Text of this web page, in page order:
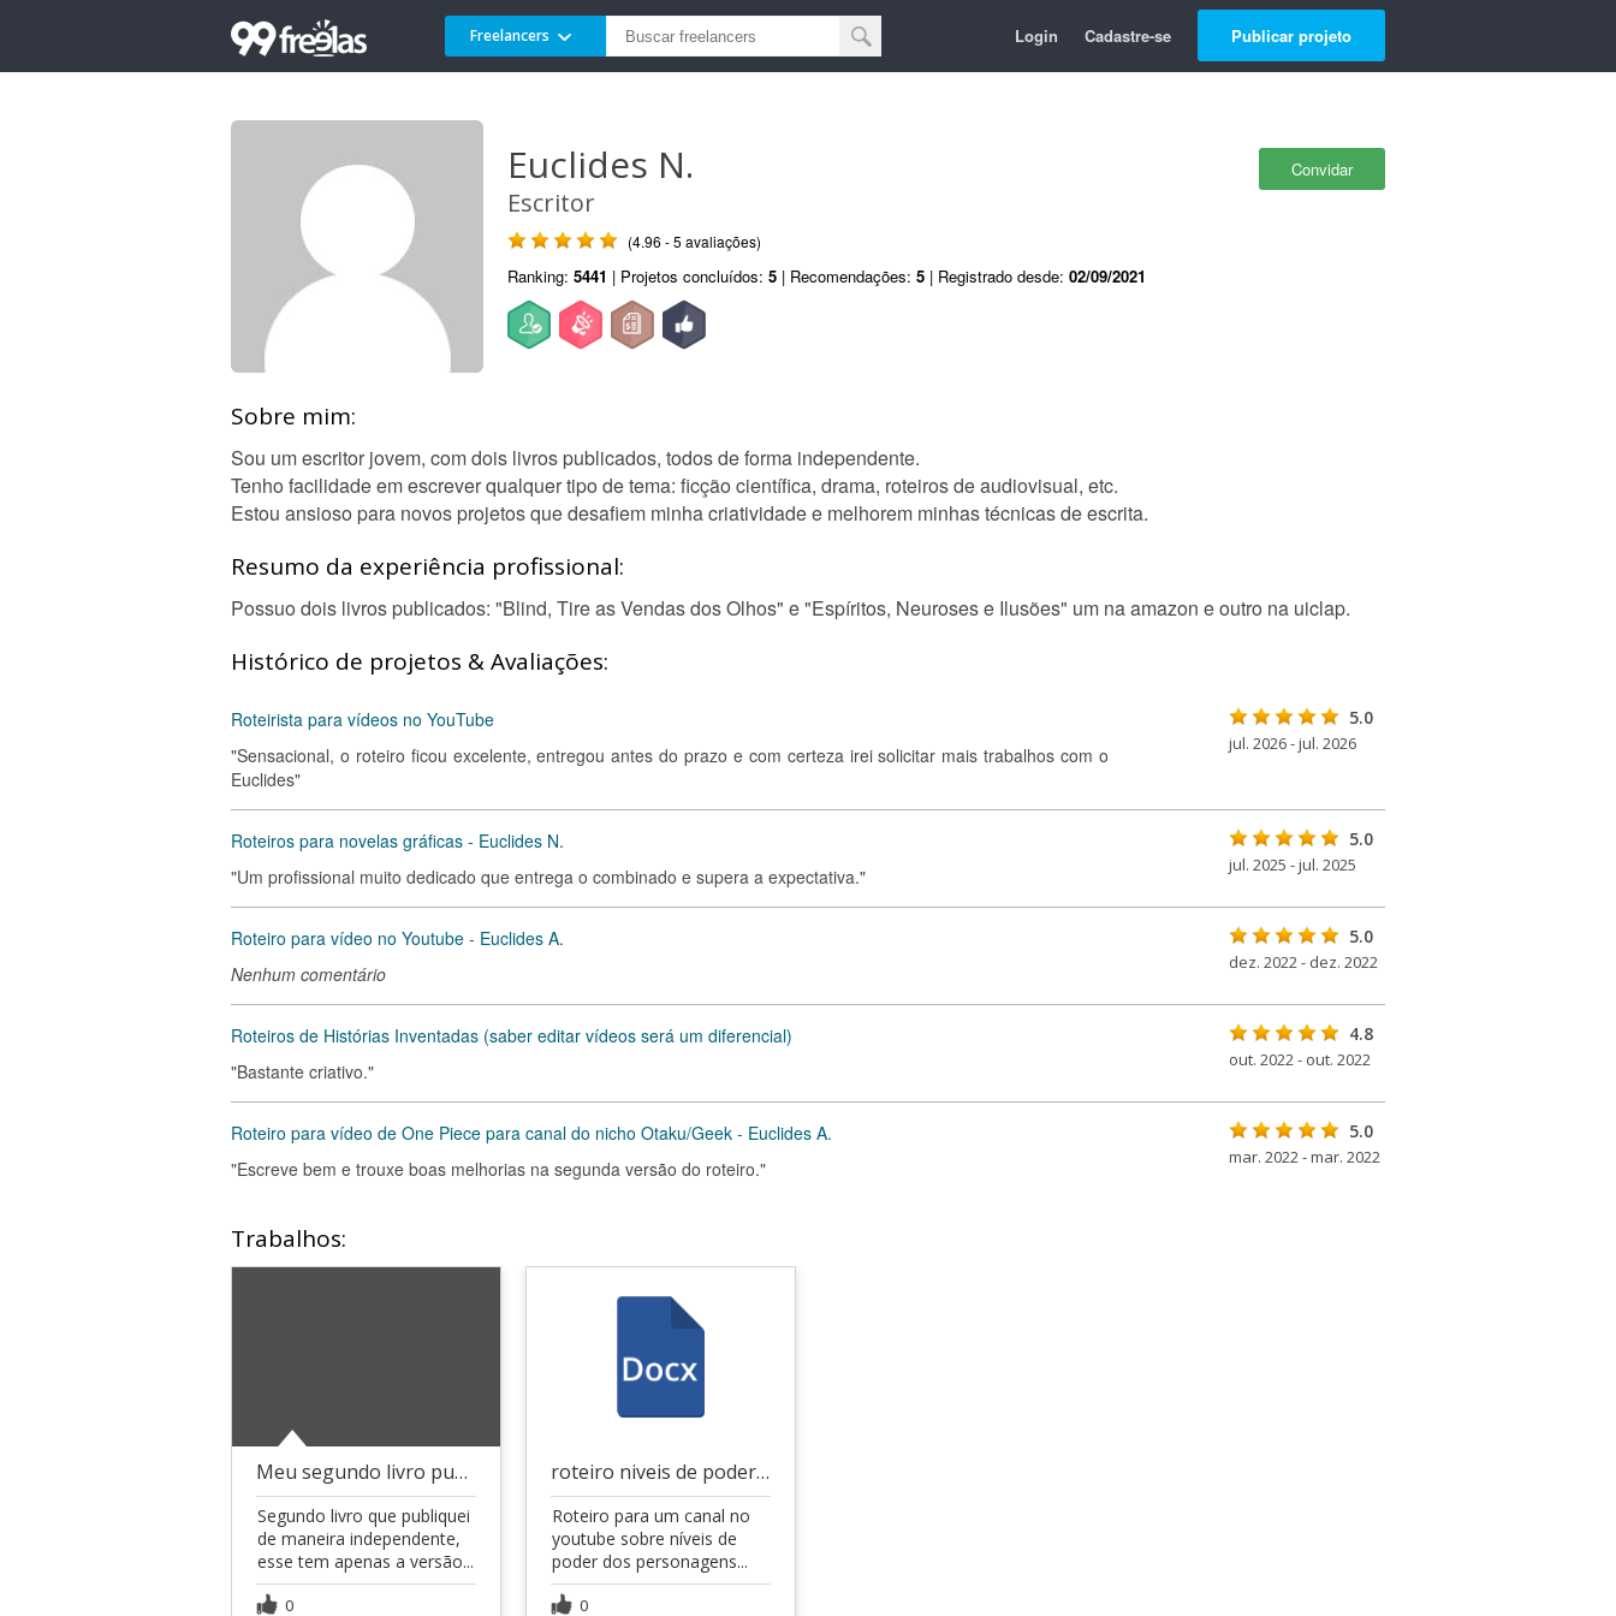
Freelancers Login Cadastre-se Publicar projeto
Convidar
Euclides N.
Escritor
(4.96 - 5 avaliações)
Ranking: 5441 | Projetos concluídos: 5 | Recomendações: 5 | Registrado desde: 02/09/2021
Sobre mim:
Sou um escritor jovem, com dois livros publicados, todos de forma independente.
Tenho facilidade em escrever qualquer tipo de tema: ficção científica, drama, roteiros de audiovisual, etc.
Estou ansioso para novos projetos que desafiem minha criatividade e melhorem minhas técnicas de escrita.
Resumo da experiência profissional:
Possuo dois livros publicados: "Blind, Tire as Vendas dos Olhos" e "Espíritos, Neuroses e Ilusões" um na amazon e outro na uiclap.
Histórico de projetos & Avaliações:
Roteirista para vídeos no YouTube
"Sensacional, o roteiro ficou excelente, entregou antes do prazo e com certeza irei solicitar mais trabalhos com o
Euclides"
5.0
jul. 2026 - jul. 2026
Roteiros para novelas gráficas - Euclides N.
"Um profissional muito dedicado que entrega o combinado e supera a expectativa."
5.0
jul. 2025 - jul. 2025
Roteiro para vídeo no Youtube - Euclides A.
Nenhum comentário
5.0
dez. 2022 - dez. 2022
Roteiros de Histórias Inventadas (saber editar vídeos será um diferencial)
"Bastante criativo."
4.8
out. 2022 - out. 2022
Roteiro para vídeo de One Piece para canal do nicho Otaku/Geek - Euclides A.
"Escreve bem e trouxe boas melhorias na segunda versão do roteiro."
5.0
mar. 2022 - mar. 2022
Trabalhos:
Meu segundo livro publicado
Segundo livro que publiquei
de maneira independente,
esse tem apenas a versão...
0
roteiro niveis de poder personagens de one piece
Roteiro para um canal no
youtube sobre níveis de
poder dos personagens...
0